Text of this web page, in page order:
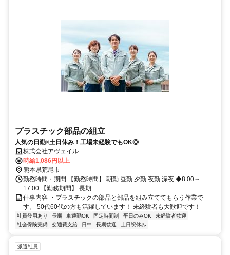
プラスチック部品の組立
人気の日勤×土日休み！工場未経験でもOK◎
株式会社アヴェイル
時給1,086円以上
熊本県荒尾市
勤務時間・期間 【勤務時間】 朝勤 昼勤 夕勤 夜勤 深夜 ◆8:00～
17:00 【勤務期間】 長期
仕事内容 ・プラスチックの部品と部品を組み立ててもらう作業で
す。 50代60代の方も活躍しています！ 未経験者も大歓迎です！
社員登用あり 長期 車通勤OK 固定時間制 平日のみOK
未経験者歓迎
社会保険完備
交通費支給 日中 長期歓迎 土日祝休み
派遣社員